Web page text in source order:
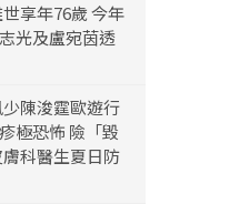
享年76歲 今年
光及盧宛茵透
陳浚霆歐遊行
極恐怖 險「毀
科醫生夏日防